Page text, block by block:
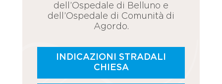
dell’Ospedale di Belluno e
dell’Ospedale di Comunità di
Agordo.
INDICAZIONI STRADALI
CHIESA